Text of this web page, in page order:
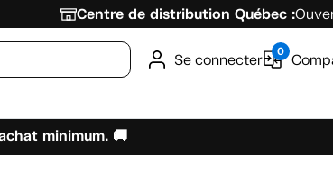
Centre de distribution Québec :
Se connecter 0
minimum. 🚚